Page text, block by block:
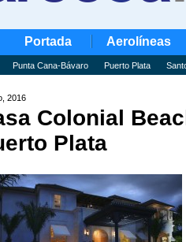
Portada Aerolíneas
Punta Cana-Bávaro Puerto Plata
2016
Colonial
Plata